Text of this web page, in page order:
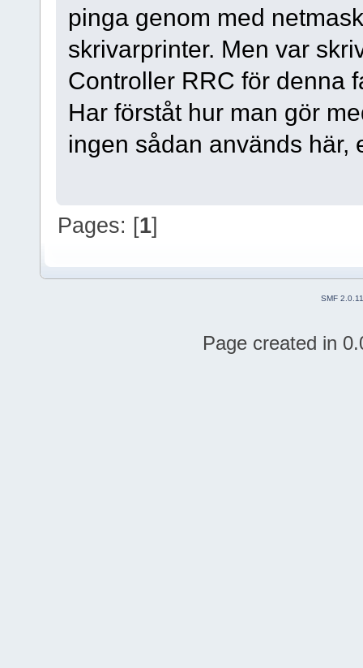
pinga genom med
skrivarprinter. Men var
Controller RRC för denna
Har förståt hur man gör
ingen sådan används här,
Pages: [1]
SMF 2.0.11
Page created in